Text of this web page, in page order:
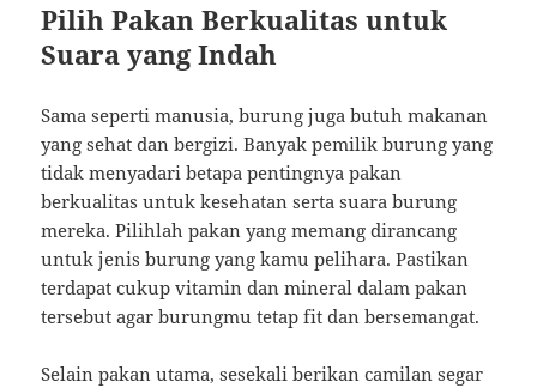
Pilih Pakan Berkualitas untuk
Suara yang Indah
Sama seperti manusia, burung juga butuh makanan
yang sehat dan bergizi. Banyak pemilik burung yang
tidak menyadari betapa pentingnya pakan
berkualitas untuk kesehatan serta suara burung
mereka. Pilihlah pakan yang memang dirancang
untuk jenis burung yang kamu pelihara. Pastikan
terdapat cukup vitamin dan mineral dalam pakan
tersebut agar burungmu tetap fit dan bersemangat.
Selain pakan utama, sesekali berikan camilan segar